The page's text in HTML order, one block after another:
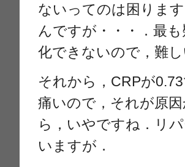
ないってのは困りま
んですが・・・．最
化できないので，難し
それから，CRPが
痛いので，それが原
ら，いやですね．リ
いますが．